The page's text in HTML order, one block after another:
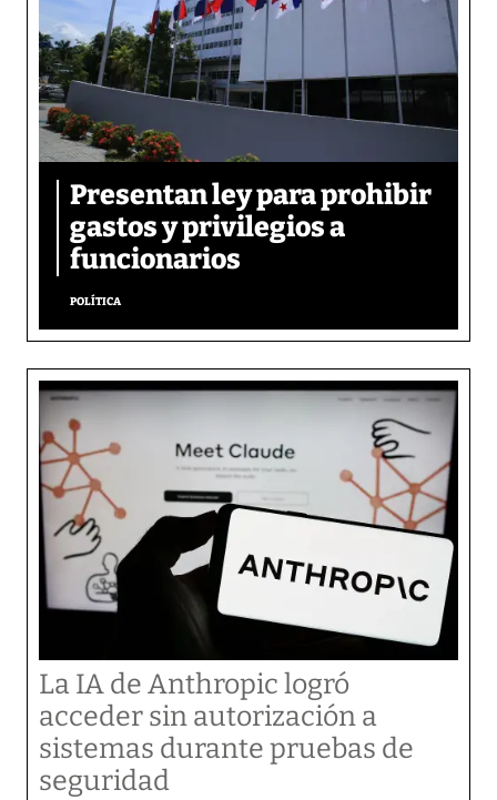
Presentan ley para prohibir
gastos y privilegios a
funcionarios
POLÍTICA
La IA de Anthropic logró
acceder sin autorización a
sistemas durante pruebas de
seguridad